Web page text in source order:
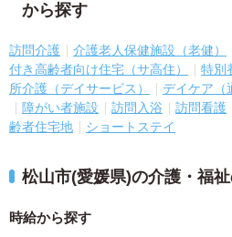
から探す
訪問介護 介護老人保健施設（老健）
付き高齢者向け住宅（サ高住）
特別
所介護（デイサービス）
デイケア（
障がい者施設
訪問入浴 訪問看護
齢者住宅地
ショートステイ
松山市(愛媛県)の介護・福
時給から探す